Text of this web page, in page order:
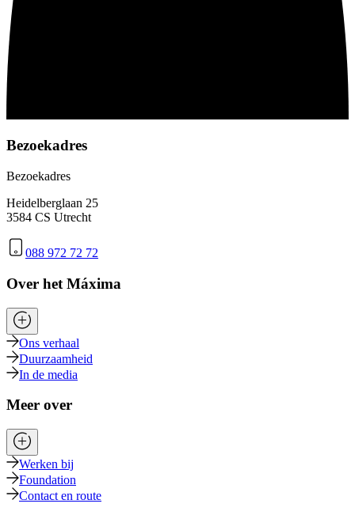
Bezoekadres
Bezoekadres
Heidelberglaan 25
3584 CS Utrecht
088 972 72 72
Over het Máxima
Ons verhaal
Duurzaamheid
In de media
Meer over
Werken bij
Foundation
Contact en route